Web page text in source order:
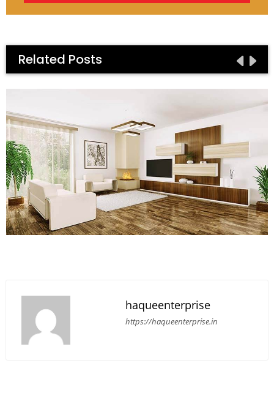
Related Posts
haqueenterprise
https://haqueenterprise.in